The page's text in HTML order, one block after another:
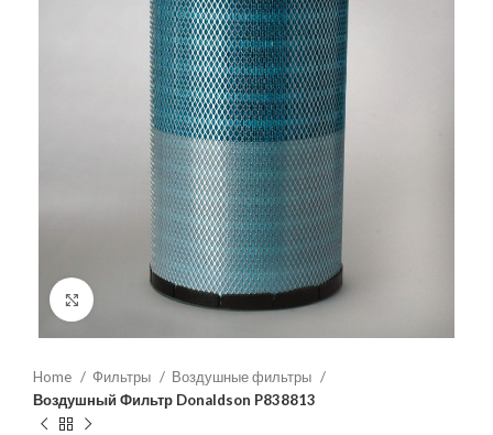
Увеличить
Home Фильтры
Воздушные фильтры
Воздушный Фильтр Donaldson P838813